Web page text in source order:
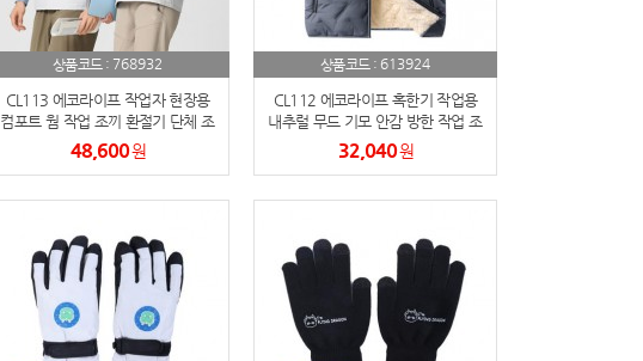
상품코드 : 768932
CL113 에코라이프 작업자 현장용
컴포트 웜 작업 조끼 환절기 단체 조
끼
48,600원
상품코드 : 613924
CL112 에코라이프 혹한기 작업용
내추럴 무드 기모 안감 방한 작업 조
끼
32,040원